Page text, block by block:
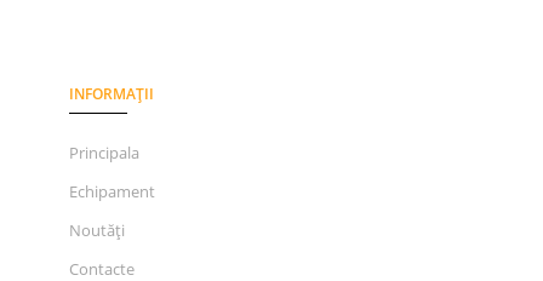
INFORMAȚII
Principala
Echipament
Noutăți
Contacte